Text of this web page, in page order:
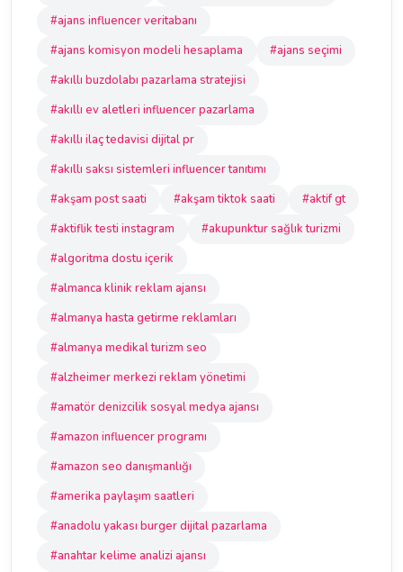
#ajans influencer veritabanı
#ajans komisyon modeli hesaplama
#ajans seçimi
#akıllı buzdolabı pazarlama stratejisi
#akıllı ev aletleri influencer pazarlama
#akıllı ilaç tedavisi dijital pr
#akıllı saksı sistemleri influencer tanıtımı
#akşam post saati
#akşam tiktok saati
#aktif gt
#aktiflik testi instagram
#akupunktur sağlık turizmi
#algoritma dostu içerik
#almanca klinik reklam ajansı
#almanya hasta getirme reklamları
#almanya medikal turizm seo
#alzheimer merkezi reklam yönetimi
#amatör denizcilik sosyal medya ajansı
#amazon influencer programı
#amazon seo danışmanlığı
#amerika paylaşım saatleri
#anadolu yakası burger dijital pazarlama
#anahtar kelime analizi ajansı